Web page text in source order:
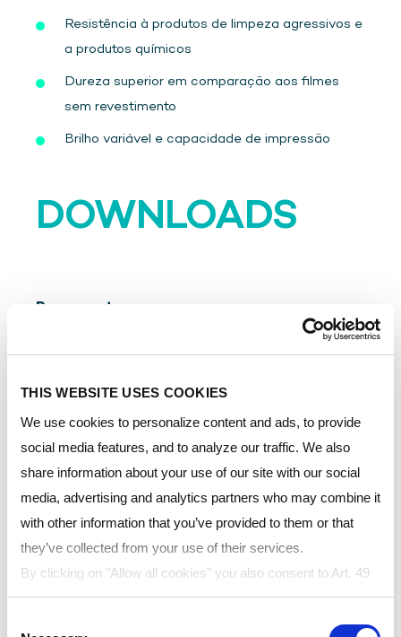
THIS WEBSITE USES COOKIES
We use cookies to personalize content and ads, to provide
social media features, and to analyze our traffic. We also
share information about your use of our site with our social
media, advertising and analytics partners who may combine it
with other information that you’ve provided to them or that
they’ve collected from your use of their services.
By clicking on "Allow all cookies" you also consent to Art. 49
para. 1 sentence 1 lit a GDPR that your data will be
processed in the USA. The United States is judged by the
Resistência à produtos de limpeza agressivos e
a produtos químicos
Dureza superior em comparação aos filmes
sem revestimento
Brilho variável e capacidade de impressão
DOWNLOADS
Resource type:
Region:
Language:
Language